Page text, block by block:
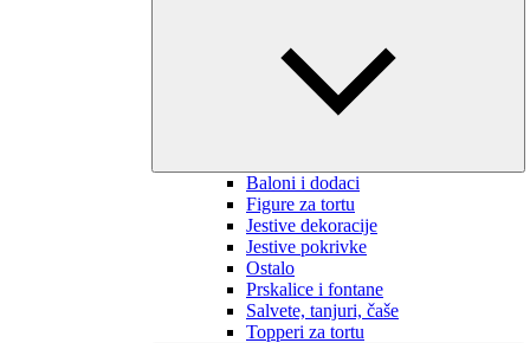
Baloni i dodaci
Figure za tortu
Jestive dekoracije
Jestive pokrivke
Ostalo
Prskalice i fontane
Salvete, tanjuri, čaše
Topperi za tortu